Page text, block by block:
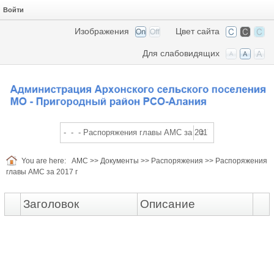
Войти
Цвет сайта
Изображения
Для слабовидящих
You are here: АМС >> Документы >> Распоряжения >> Распоряжения
главы АМС за 2017 г
Заголовок Описание